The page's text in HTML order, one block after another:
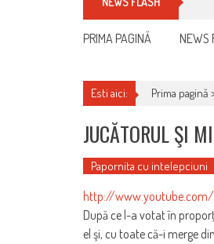
PRIMA PAGINĂ NEWS
Esti aici: Prima pagină
JUCĂTORUL ŞI
Papornita cu intelepciuni
http://www.youtube.com/
După ce l-a votat în
el şi, cu toate că-i merge